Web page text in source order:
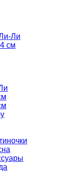
Ли
см